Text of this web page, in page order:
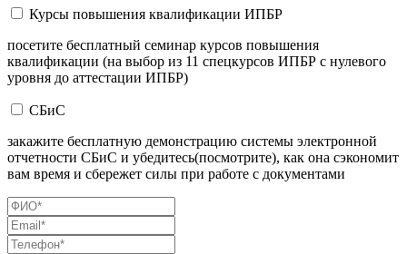
Курсы повышения квалификации ИПБР
посетите бесплатный семинар курсов повышения
квалификации (на выбор из 11 спецкурсов ИПБР с нулевого
уровня до аттестации ИПБР)
СБиС
закажите бесплатную демонстрацию системы электронной
отчетности СБиС и убедитесь(посмотрите), как она сэкономит
вам время и сбережет силы при работе с документами